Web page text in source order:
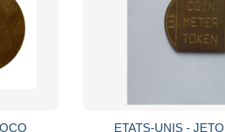
ETATS-UNIS -